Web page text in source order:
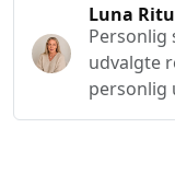
Luna Ritu
Personlig
udvalgte
personlig